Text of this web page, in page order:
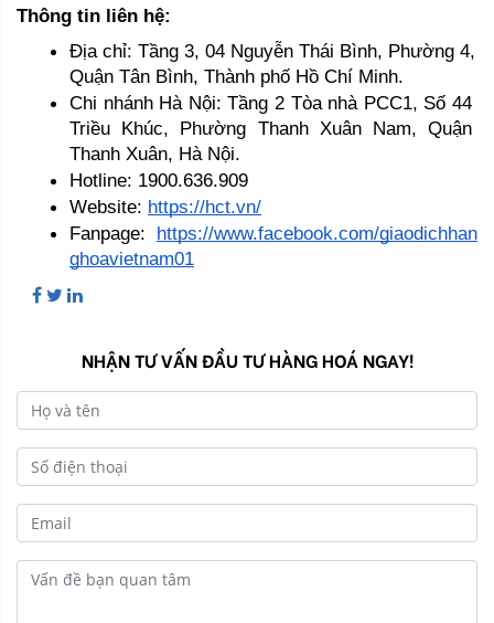
Thông tin liên hệ:
Địa chỉ: Tầng 3, 04 Nguyễn Thái Bình, Phường 4,
Quận Tân Bình, Thành phố Hồ Chí Minh.
Chi nhánh Hà Nội: Tầng 2 Tòa nhà PCC1, Số 44
Triều Khúc, Phường Thanh Xuân Nam, Quận
Thanh Xuân, Hà Nội.
Hotline: 1900.636.909
Website: https://hct.vn/
Fanpage: https://www.facebook.com/giaodichhan
ghoavietnam01
NHẬN TƯ VẤN ĐẦU TƯ HÀNG HOÁ NGAY!